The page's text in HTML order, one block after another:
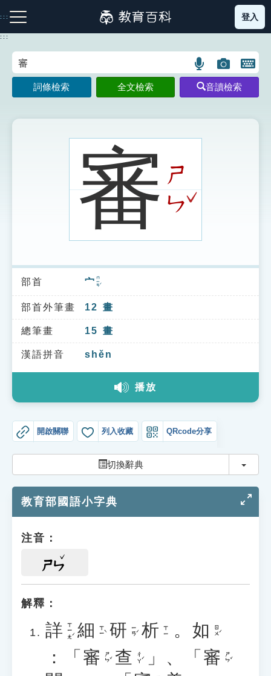
到
主
:::
注音索引圖示 筆畫索引圖示 部首索引表圖示
索引選單
知識索引
單字索引
生命大百科索引
登入
:::
語
言
搜
示
圖
片
搜
開
鍵
圖
詞條檢索 全文檢索 音讀檢索
審ㄕ
ㄣ ˇ
部首 宀 ㄇㄧㄢˊ
部首外筆畫 12 畫
總筆畫 15 畫
漢語拼音 shěn
播放
開啟關聯 列入收藏 QRcode分享
切換辭典 切換
教育部國語小字典
注音：
ㄕㄣ
解釋：
詳 ㄒㄧㄤˊ 細 ㄒㄧˋ 研 ㄧㄢˊ 析 ㄒㄧ 。 如 ㄖㄨˊ
：「 審 ㄕㄣˇ 查 ㄔㄚˊ 」、「 審 ㄕㄣˇ